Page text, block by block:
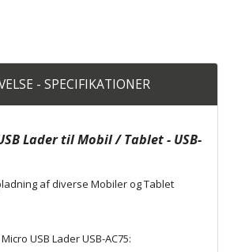
- SPECIFIKATIONER
Lader til Mobil / Tablet - USB-
af diverse Mobiler og Tablet
USB Lader USB-AC75: